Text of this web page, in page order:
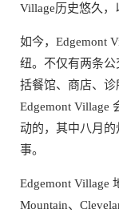
Village历史悠久，
如今，Edgemont
纽。不仅有两条
括餐馆、商店、诊
Edgemont Village
动的，其中八月
事。
Edgemont Village
Mountain、